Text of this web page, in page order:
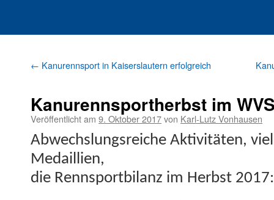
← Kanurennsport in Kaiserslautern erfolgreich
Kanurennsportherbst im
Veröffentlicht am 9. Oktober 2017von Karl-Lutz Vonhausen
Abwech­slungsre­iche Aktiv­itäten,
Medaillien,
die Rennsport­bi­lanz im Herb­st 2017: